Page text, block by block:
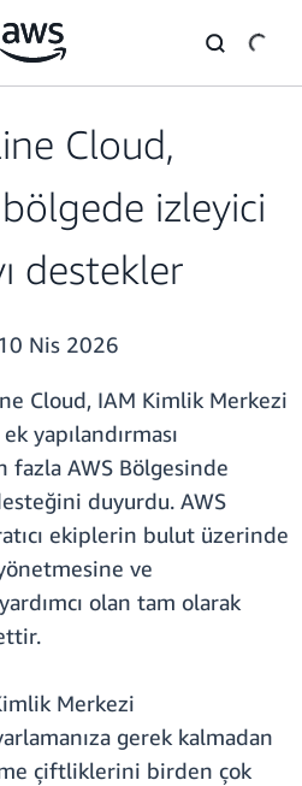
Cloud,
izleyici
destekler
Nis 2026
Cloud, IAM Kimlik Merkezi
yapılandırması
AWS Bölgesinde
duyurdu. AWS
ekiplerin bulut üzerinde
ve
olan tam olarak
Merkezi
gerek kalmadan
çiftliklerini birden çok